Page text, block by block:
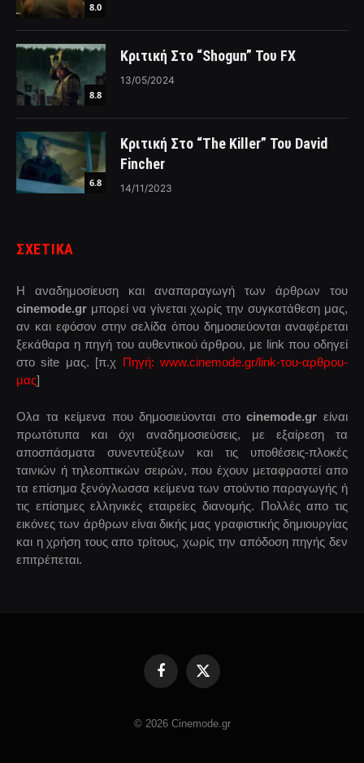
8.0
8.8
Κριτική Στο “Shogun” Του FX
13/05/2024
6.8
Κριτική Στο “The Killer” Του David
Fincher
14/11/2023
ΣΧΕΤΙΚΑ
Η αναδημοσίευση και αναπαραγωγή των άρθρων του
cinemode.gr μπορεί να γίνεται χωρίς την συγκατάθεση μας,
αν και εφόσον στην σελίδα όπου δημοσιεύονται αναφέρεται
ξεκάθαρα η πηγή του αυθεντικού άρθρου, με link που οδηγεί
στο site μας. [π.χ Πηγή: www.cinemode.gr/link-του-αρθρου-
μας]
Ολα τα κείμενα που δημοσιεύονται στοcinemode.gr είναι
πρωτότυπα και όχι αναδημοσιεύσεις, με εξαίρεση τα
αποσπάσματα συνεντεύξεων και τις υποθέσεις-πλοκές
ταινιών ή τηλεοπτικών σειρών, που έχουν μεταφραστεί απο
τα επίσημα ξενόγλωσσα κείμενα των στούντιο παραγωγής ή
τις επίσημες ελληνικές εταιρείες διανομής. Πολλές απο τις
εικόνες των άρθρων είναι δικής μας γραφιστικής δημιουργίας
και η χρήση τους απο τρίτους, χωρίς την απόδοση πηγής δεν
επιτρέπεται.
FacebookX
© 2026 Cinemode.gr